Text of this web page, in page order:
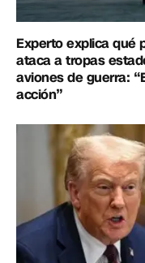
Experto explica qué
ataca a tropas
aviones de guerra:
acción”